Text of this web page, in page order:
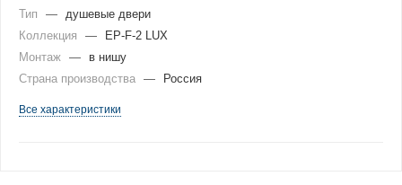
Тип
—
душевые двери
Коллекция
—
EP-F-2 LUX
Монтаж —
в нишу
Страна производства — Россия
Все характеристики